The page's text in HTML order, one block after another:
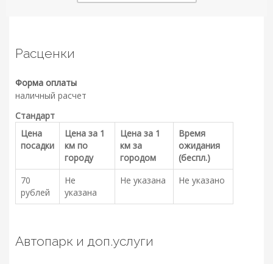
Расценки
Форма оплаты
наличный расчет
Стандарт
Цена
посадки
Цена за 1
км по
городу
Цена за 1
км за
городом
Время
ожидания
(беспл.)
70
рублей
Не
указана
Не указана Не указано
Автопарк и доп.услуги